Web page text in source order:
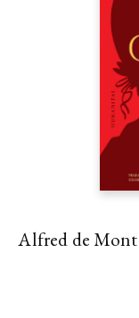
Alfred de